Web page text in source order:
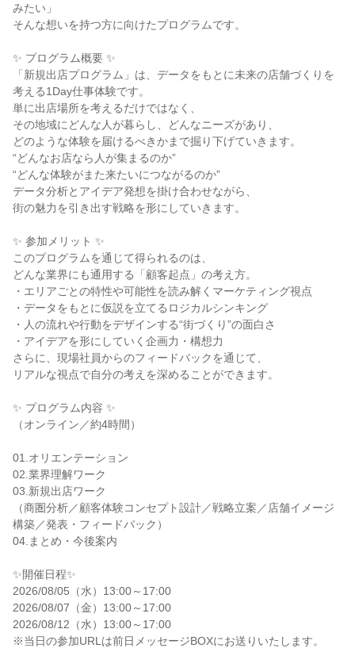
みたい」
そんな想いを持つ方に向けたプログラムです。
✨ プログラム概要 ✨
「新規出店プログラム」は、データをもとに未来の店舗づくりを
考える1Day仕事体験です。
単に出店場所を考えるだけではなく、
その地域にどんな人が暮らし、どんなニーズがあり、
どのような体験を届けるべきかまで掘り下げていきます。
“どんなお店なら人が集まるのか”
“どんな体験がまた来たいにつながるのか”
データ分析とアイデア発想を掛け合わせながら、
街の魅力を引き出す戦略を形にしていきます。
✨ 参加メリット ✨
このプログラムを通じて得られるのは、
どんな業界にも通用する「顧客起点」の考え方。
・エリアごとの特性や可能性を読み解くマーケティング視点
・データをもとに仮説を立てるロジカルシンキング
・人の流れや行動をデザインする“街づくり”の面白さ
・アイデアを形にしていく企画力・構想力
さらに、現場社員からのフィードバックを通じて、
リアルな視点で自分の考えを深めることができます。
✨ プログラム内容 ✨
（オンライン／約4時間）
01.オリエンテーション
02.業界理解ワーク
03.新規出店ワーク
（商圏分析／顧客体験コンセプト設計／戦略立案／店舗イメージ
構築／発表・フィードバック）
04.まとめ・今後案内
✨️開催日程✨️
2026/08/05（水）13:00～17:00
2026/08/07（金）13:00～17:00
2026/08/12（水）13:00～17:00
※当日の参加URLは前日メッセージBOXにお送りいたします。